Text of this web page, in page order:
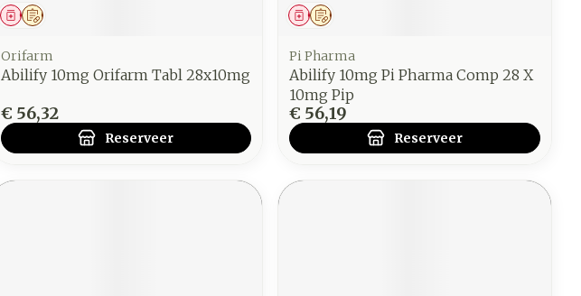
Op voorschrift
Geneesmiddel
Orifarm
Abilify 10mg Orifarm Tabl 28x10mg
€ 56,32
Reserveer
Op voorschrift
Geneesmiddel
Pi Pharma
Abilify 10mg Pi Pharma Comp 28 X
10mg Pip
€ 56,19
Reserveer